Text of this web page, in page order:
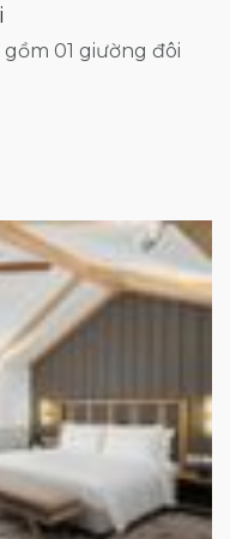
01 giường đôi